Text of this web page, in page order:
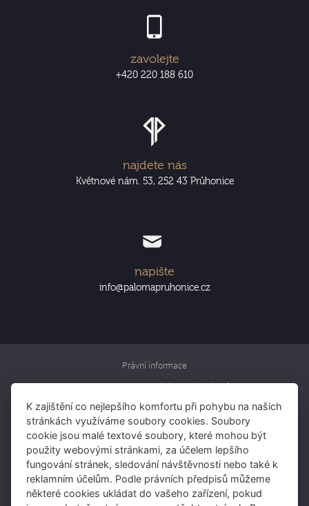
zavolejte
+420 220 188 610
najdete nás
Květnové nám. 53, 252 43 Průhonice
napište
info@palomapruhonice.cz
Právní informace
Informace o zpracování osobních údajů
Rezervujte si pokoj
Rezervujte si stůl
Darujte voucher
Skupina IMOBA:
K zajištění co nejlepšího komfortu při pohybu na našich
stránkách využíváme soubory cookies. Soubory
cookie jsou malé textové soubory, které mohou být
použity webovými stránkami, za účelem lepšího
fungování stránek, sledování návštěvnosti nebo také k
reklamním účelům. Podle právních předpisů můžeme
některé cookies ukládat do vašeho zařízení, pokud